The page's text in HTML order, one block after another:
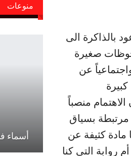
بالذاكرة الى
صغيرة
عن
منصباً
مرتبطة بسياق
مادة كثيفة عن
روابة التي كنا
منوعات
أسماء